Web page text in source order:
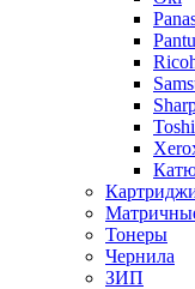
Тонеры
Чернила
ЗИП